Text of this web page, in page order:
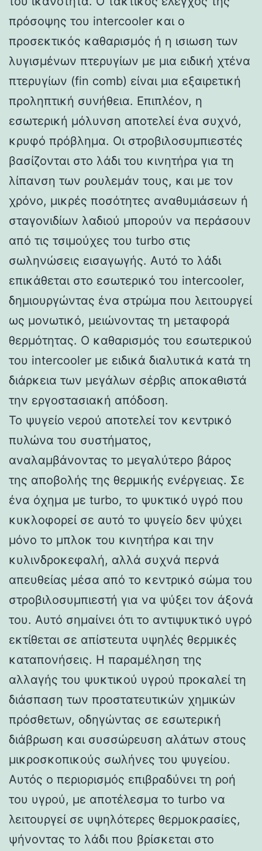
πρόσοψης του intercooler και ο
προσεκτικός καθαρισμός ή η ισιωση των
λυγισμένων πτερυγίων με μια ειδική χτένα
πτερυγίων (fin comb) είναι μια εξαιρετική
προληπτική συνήθεια. Επιπλέον, η
εσωτερική μόλυνση αποτελεί ένα συχνό,
κρυφό πρόβλημα. Οι στροβιλοσυμπιεστές
βασίζονται στο λάδι του κινητήρα για τη
λίπανση των ρουλεμάν τους, και με τον
χρόνο, μικρές ποσότητες αναθυμιάσεων ή
σταγονιδίων λαδιού μπορούν να περάσουν
από τις τσιμούχες του turbo στις
σωληνώσεις εισαγωγής. Αυτό το λάδι
επικάθεται στο εσωτερικό του intercooler,
δημιουργώντας ένα στρώμα που λειτουργεί
ως μονωτικό, μειώνοντας τη μεταφορά
θερμότητας. Ο καθαρισμός του εσωτερικού
του intercooler με ειδικά διαλυτικά κατά τη
διάρκεια των μεγάλων σέρβις αποκαθιστά
την εργοστασιακή απόδοση.
Το ψυγείο νερού αποτελεί τον κεντρικό
πυλώνα του συστήματος,
αναλαμβάνοντας το μεγαλύτερο βάρος
της αποβολής της θερμικής ενέργειας. Σε
ένα όχημα με turbo, το ψυκτικό υγρό που
κυκλοφορεί σε αυτό το ψυγείο δεν ψύχει
μόνο το μπλοκ του κινητήρα και την
κυλινδροκεφαλή, αλλά συχνά περνά
απευθείας μέσα από το κεντρικό σώμα του
στροβιλοσυμπιεστή για να ψύξει τον άξονά
του. Αυτό σημαίνει ότι το αντιψυκτικό υγρό
εκτίθεται σε απίστευτα υψηλές θερμικές
καταπονήσεις. Η παραμέληση της
αλλαγής του ψυκτικού υγρού προκαλεί τη
διάσπαση των προστατευτικών χημικών
πρόσθετων, οδηγώντας σε εσωτερική
διάβρωση και συσσώρευση αλάτων στους
μικροσκοπικούς σωλήνες του ψυγείου.
Αυτός ο περιορισμός επιβραδύνει τη ροή
του υγρού, με αποτέλεσμα το turbo να
λειτουργεί σε υψηλότερες θερμοκρασίες,
ψήνοντας το λάδι που βρίσκεται στο